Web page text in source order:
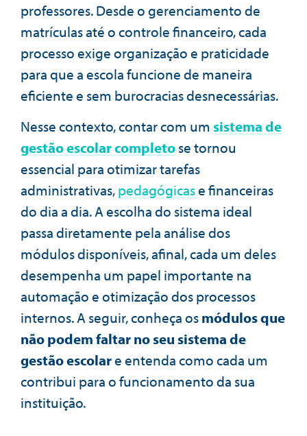
professores. Desde o gerenciamento de
matrículas até o controle financeiro, cada
processo exige organização e praticidade
para que a escola funcione de maneira
eficiente e sem burocracias desnecessárias.
Nesse contexto, contar com um sistema de
gestão escolar completose tornou
essencial para otimizar tarefas
administrativas,pedagógicase financeiras
do dia a dia. A escolha do sistema ideal
passa diretamente pela análise dos
módulos disponíveis, afinal, cada um deles
desempenha um papel importante na
automação e otimização dos processos
internos. A seguir, conheça osmódulos que
não podem faltar no seu sistema de
gestão escolare entenda como cada um
contribui para o funcionamento da sua
instituição.